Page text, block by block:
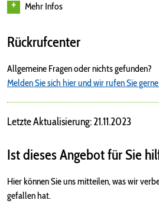
Mehr Infos
Rückrufcenter
Allgemeine Fragen oder nichts gefunden?
Melden Sie sich hier und wir rufen Sie
Letzte Aktualisierung: 21.11.2023
Ist dieses Angebot für Sie
Hier können Sie uns mitteilen, was wir
gefallen hat.